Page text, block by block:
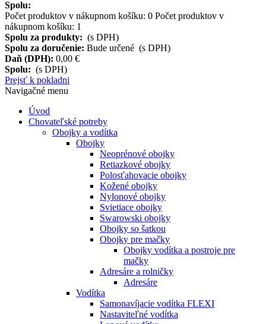
Spolu:
Počet produktov v nákupnom košíku: 0 Počet produktov v
nákupnom košíku: 1
Spolu za produkty: (s DPH)
Spolu za doručenie: Bude určené (s DPH)
Daň (DPH): 0,00 €
Spolu: (s DPH)
Prejsť k pokladni
Navigačné menu
Úvod
Chovateľské potreby
Obojky a vodítka
Obojky
Neoprénové obojky
Retiazkové obojky
Polosťahovacie obojky
Kožené obojky
Nylonové obojky
Svietiace obojky
Swarowski obojky
Obojky so šatkou
Obojky pre mačky
Obojky vodítka a postroje pre
mačky
Adresáre a rolničky
Adresáre
Vodítka
Samonavíjacie vodítka FLEXI
Nastaviteľné vodítka